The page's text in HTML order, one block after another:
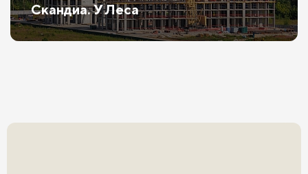
Скандиа. У Леса